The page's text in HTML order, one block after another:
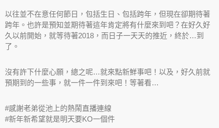
以往並不在意任何節日，包括生日、包括跨年，但現在卻期待著
跨年。也許是預知並期待著這年肯定將有什麼來到吧？在好久好
久以前開始，就等待著2018，而日子一天天的推近，終於…到
了。
沒有許下什麼心願，總之呢…就來點新鮮事吧！以及，好久前就
預期到的一些事，就一件一件到來吧！等著看…
#感謝老弟從池上的熱鬧直播連線
#新年新希望就是明天要KO一個件